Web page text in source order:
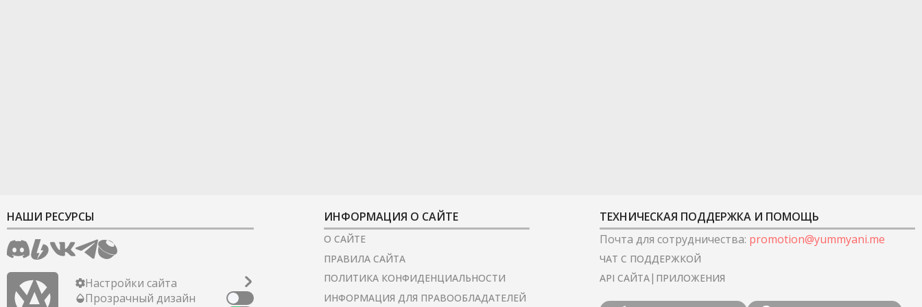
НАШИ РЕСУРСЫ
Настройки сайта
Прозрачный дизайн
ИНФОРМАЦИЯ О САЙТЕ
О САЙТЕ
ПРАВИЛА САЙТА
ПОЛИТИКА КОНФИДЕНЦИАЛЬНОСТИ
ИНФОРМАЦИЯ ДЛЯ ПРАВООБЛАДАТЕЛЕЙ
ТЕХНИЧЕСКАЯ ПОДДЕРЖКА И ПОМОЩЬ
Почта для сотрудничества: promotion@yummyani.me
ЧАТ С ПОДДЕРЖКОЙ
API САЙТА| ПРИЛОЖЕНИЯ